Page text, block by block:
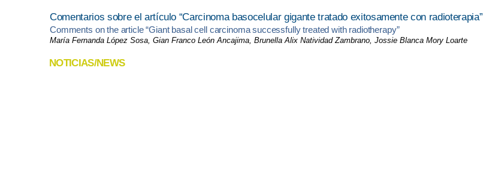
Comentarios sobre el artículo “Carcinoma basocelular gigante tratado exitosamente con radioterapia”
Comments on the article “Giant basal cell carcinoma successfully treated with radiotherapy”
María Fernanda López Sosa, Gian Franco León Ancajima, Brunella Alix Natividad Zambrano, Jossie Blanca Mory Loarte
NOTICIAS/NEWS